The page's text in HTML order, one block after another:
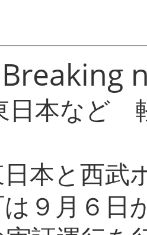
日本など
本と西武
９月６日